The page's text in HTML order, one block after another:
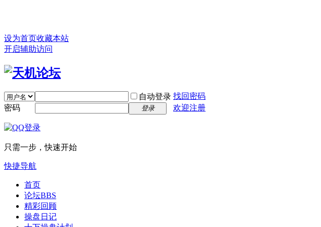
设为首页收藏本站
开启辅助访问
自动登录 找回密码
密码
登录 欢迎注册
只需一步，快速开始
快捷导航
首页
论坛BBS
精彩回顾
操盘日记